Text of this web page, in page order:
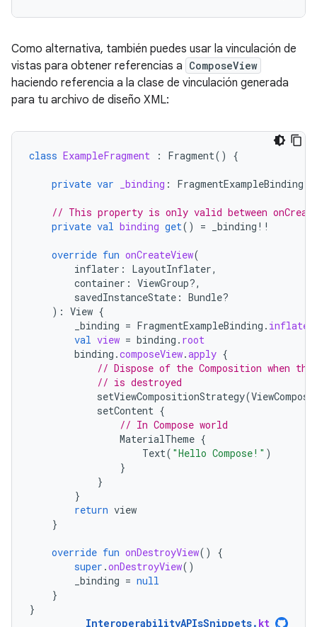
Como alternativa, también puedes usar la vinculación de
vistas para obtener referencias a ComposeView
haciendo referencia a la clase de vinculación generada
para tu archivo de diseño XML:
class ExampleFragment : Fragment() {
private var _binding : FragmentExampleBinding?
// This property is only valid between
private val binding get() = _binding !!
override fun onCreateView(
inflater : LayoutInflater,
container : ViewGroup?,
savedInstanceState : Bundle?
): View {
_binding = FragmentExampleBinding . inflate
val view = binding . root
binding .composeView.apply {
// Dispose of the Composition when
// is destroyed
setViewCompositionStrategy(
setContent {
// In Compose world
MaterialTheme {
Text( "Hello Compose!" )
}
}
}
return view
}
override fun onDestroyView()
{
super .onDestroyView()
_binding = null
}
}
InteroperabilityAPIsSnippets. kt